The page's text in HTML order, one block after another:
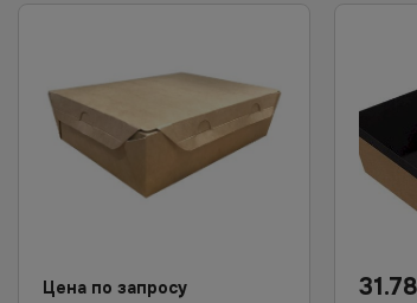
Цена по запросу 31.78